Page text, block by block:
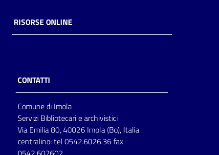
RISORSE ONLINE
CONTATTI
Comune di Imola
Servizi Bibliotecari e archivistici
Via Emilia 80, 40026 Imola (Bo), Italia
centralino: tel 0542.6026.36 fax